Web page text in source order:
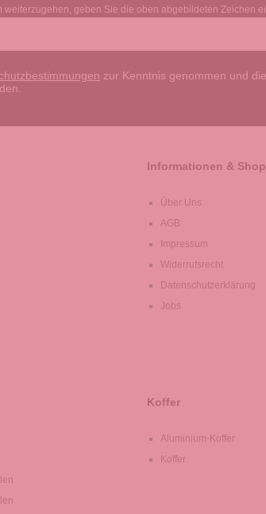
weiterzugehen, geben Sie die oben abgebildeten Zeichen
zur Kenntnis genommen und die
Informationen &
Über Uns
AGB
Impressum
Widerrufsrecht
Datenschutzerklärung
Jobs
Koffer
Aluminium-Koffer
Koffer